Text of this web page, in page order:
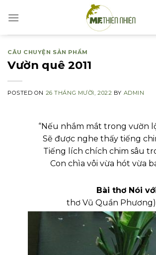
CÂU CHUYỆN SẢN PHẨM
Vườn quê 2011
POSTED ON 26 THÁNG MƯỜI, 2022 BY ADMIN
“Nếu nhắm mắt trong vườn
Sẽ được nghe thấy tiếng
Tiếng lích chích chim sâu
Con chìa vôi vừa hót vừa
Bài thơ Nói với
thơ Vũ Quần Phương)